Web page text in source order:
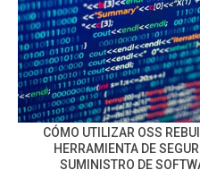
CÓMO UTILIZAR OSS
HERRAMIENTA DE
SUMINISTRO DE